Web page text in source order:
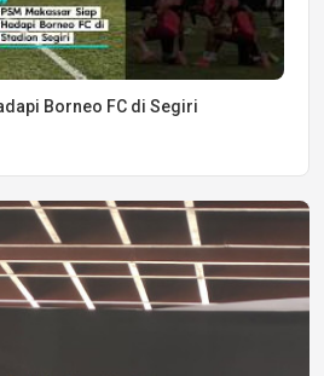
Borneo FC di Segiri